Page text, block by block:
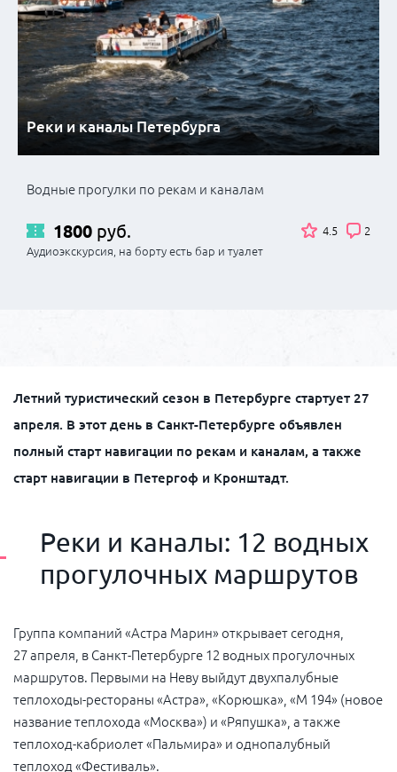
Реки и каналы Петербурга
Водные прогулки по рекам и каналам
1800 руб. 4.5
2
Аудиоэкскурсия, на борту есть бар и туалет
Летний туристический сезон в Петербурге стартует 27
апреля. В этот день в Санкт-Петербурге объявлен
полный старт навигации по рекам и каналам, а также
старт навигации в Петергоф и Кронштадт.
Реки и каналы: 12 водных
прогулочных маршрутов
Группа компаний «Астра Марин» открывает сегодня,
27 апреля, в Санкт-Петербурге 12 водных прогулочных
маршрутов. Первыми на Неву выйдут двухпалубные
теплоходы-рестораны «Астра», «Корюшка», «М 194» (новое
название теплохода «Москва») и «Ряпушка», а также
теплоход-кабриолет «Пальмира» и однопалубный
теплоход «Фестиваль».